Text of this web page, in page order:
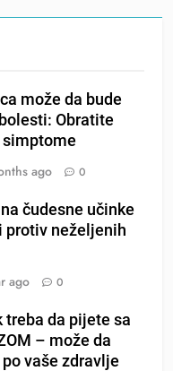
može da bude
Obratite
simptome
ago 0
čudesne učinke
protiv neželjenih
ago 0
treba da pijete sa
– može da
po vaše zdravlje